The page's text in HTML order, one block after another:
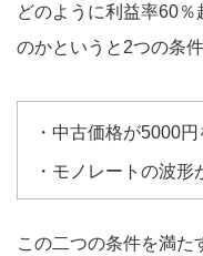
どのように利益率60
のかというと2つの条
・中古価格が5000
・モノレートの波
この二つの条件を満た